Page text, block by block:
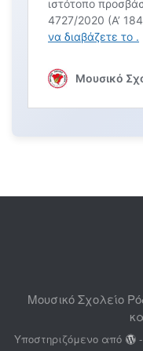
Μουσικό Σχολείο
Υποστηριζόμενο από -